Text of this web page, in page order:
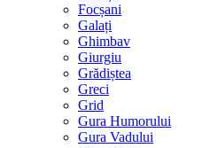
Focșani
Galați
Ghimbav
Giurgiu
Grădiștea
Greci
Grid
Gura Humorului
Gura Vadului